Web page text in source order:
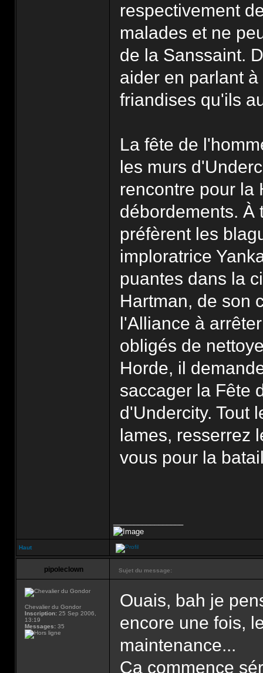
respectivement
malades et ne
de la Sanssaint.
aider en parlant
friandises qu'ils
La fête de
les murs
rencontre pour la
débordements. À
préfèrent les
imploratrice
puantes dans la
Hartman, de son
l'Alliance à
obligés de
Horde, il
saccager la Fête
d'Undercity. Tout
lames, resserrez
vous pour la
Haut
pipoleclown Sujet du message:
Chevalier du Gondor
Inscription: 25 Sep 2006,
13:19
Messages: 35
Ouais, bah je
encore une fois,
maintenance...
Ca commence